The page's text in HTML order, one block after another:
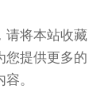
将本站收藏
您提供更多的
。